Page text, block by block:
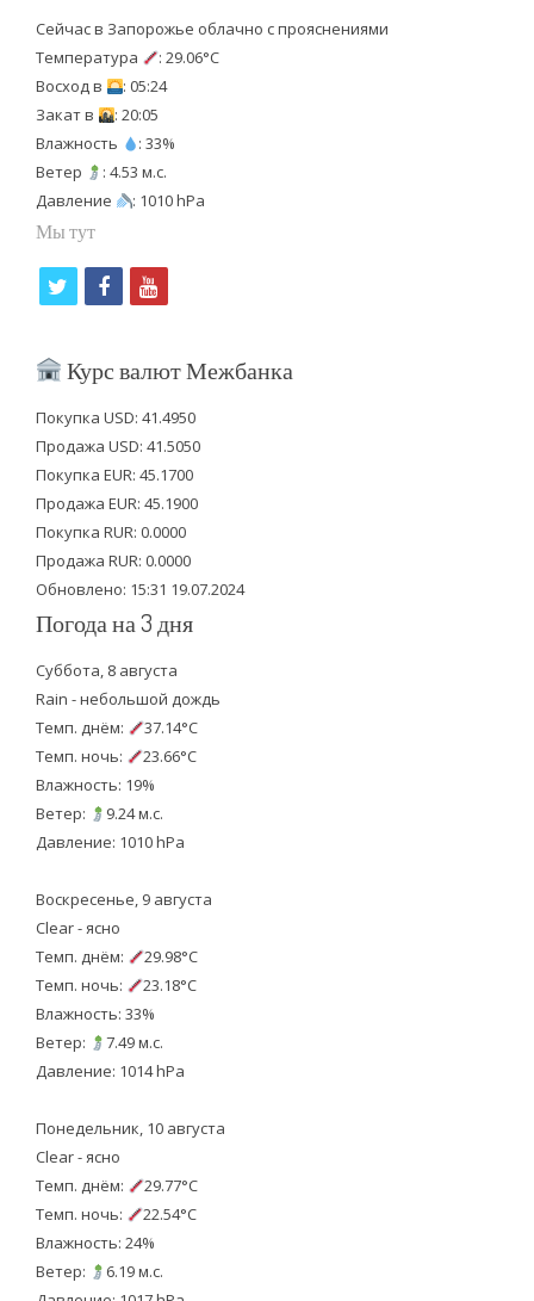
Сейчас в Запорожье облачно с прояснениями
Температура
: 29.06°C
Восход в
: 05:24
Закат в
: 20:05
Влажность
: 33%
Ветер
: 4.53 м.с.
Давление
: 1010 hPa
Мы тут
i
t
e
r
f
c
b
o
o
k
y
u
u
b
e
Курс валют Межбанка
Покупка USD: 41.4950
Продажа USD: 41.5050
Покупка EUR: 45.1700
Продажа EUR: 45.1900
Покупка RUR: 0.0000
Продажа RUR: 0.0000
Обновлено: 15:31 19.07.2024
Погода на 3 дня
Суббота, 8 августа
Rain - небольшой дождь
Темп. днём:
37.14°C
Темп. ночь:
23.66°C
Влажность: 19%
Ветер:
9.24 м.с.
Давление: 1010 hPa
Воскресенье, 9 августа
Clear - ясно
Темп. днём:
29.98°C
Темп. ночь:
23.18°C
Влажность: 33%
Ветер:
7.49 м.с.
Давление: 1014 hPa
Понедельник, 10 августа
Clear - ясно
Темп. днём:
29.77°C
Темп. ночь:
22.54°C
Влажность: 24%
Ветер:
6.19 м.с.